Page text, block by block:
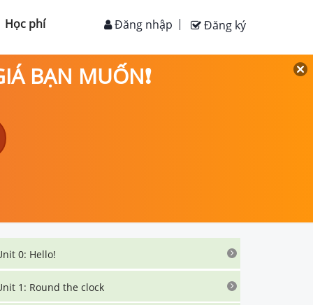
Học phí Đăng ký
Đăng nhập
BẠN MUỐN❗
0: Hello!
1: Round the clock